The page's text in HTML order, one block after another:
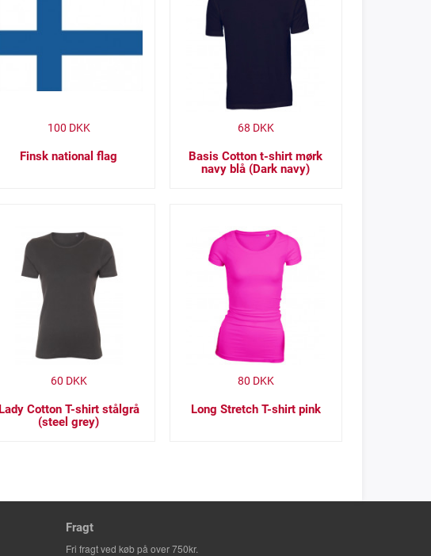
Finsk national flag
100 DKK
Basis Cotton t-shirt mørk
navy blå (Dark navy)
68 DKK
Lady Cotton T-shirt stålgrå
(steel grey)
60 DKK
Long Stretch T-shirt pink
80 DKK
Fragt
Fri fragt ved køb på over 750kr.